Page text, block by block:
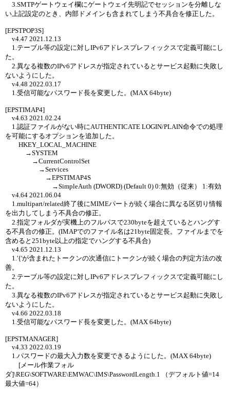
3.SMTPゲートウェイ欄にゲートウェイ先明記でセッションを分離しな
い上記設定のとき、内部ドメインも含まれてしまう不具合を修正した。
[EPSTPOP3S]
v4.47 2021.12.13
1.テーブル等の設定に対しIPv6アドレスプレフィックスで定義可能にし
た。
2.異なる複数のIPv6アドレスが指定されているとサービス起動に失敗し
ないようにした。
v4.48 2022.03.17
1.受信可能なパスワード長を変更した。(MAX 64byte)
[EPSTIMAP4]
v4.63 2021.02.24
1.認証ファイルがない時にAUTHENTICATE LOGIN/PLAIN命令での処理
を可能にするオプションを追加した。
HKEY_LOCAL_MACHINE
→SYSTEM
→CurrentControlSet
→Services
→EPSTIMAP4S
→SimpleAuth (DWORD) (Default 0) 0:無効（従来） 1:有効
v4.64 2021.06.04
1.multipart/related終了後にMIMEパートが続く場合に異なる区切り情報
を出力してしまう不具合の修正。
2.指定フォルダが実機上のフルパスで230byteを超えているとハングす
る不具合の修正。(IMAPでのファイル名は21byte固定長。ファイルまでを
含めると251byte以上の指定でハングする不具合)
v4.65 2021.12.13
1.'{'が含まれたトークンの次通信にトークンが続く場合の判定方法の改
善。
2.テーブル等の設定に対しIPv6アドレスプレフィックスで定義可能にし
た。
3.異なる複数のIPv6アドレスが指定されているとサービス起動に失敗し
ないようにした。
v4.66 2022.03.18
1.受信可能なパスワード長を変更した。(MAX 64byte)
[EPSTMANAGER]
v4.33 2022.03.19
1.パスワードの最大入力数を変更できるようにした。(MAX 64byte)
[メール作業フォル
ダ]\REG\SOFTWARE\EMWAC\IMS\PasswordLength.1 （デフォルト値=14
最大値=64）